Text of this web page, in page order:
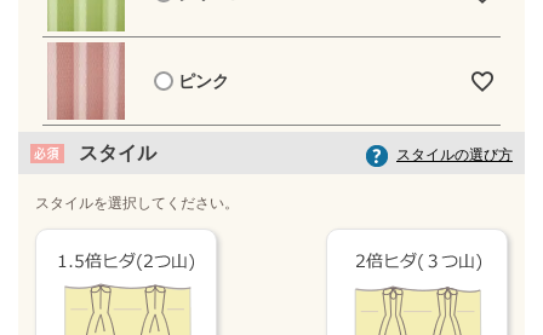
ピンク
スタイル スタイルの選び方
スタイルを選択してください。